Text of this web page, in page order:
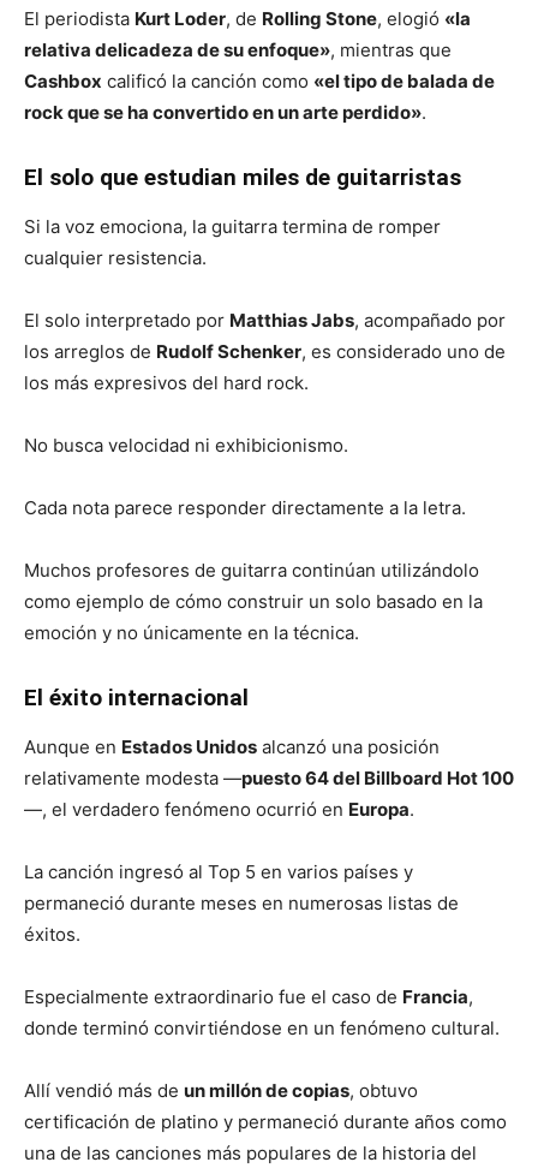
El periodista Kurt Loder, de Rolling Stone, elogió «la
relativa delicadeza de su enfoque», mientras que
Cashbox calificó la canción como «el tipo de balada de
rock que se ha convertido en un arte perdido».
El solo que estudian miles de guitarristas
Si la voz emociona, la guitarra termina de romper
cualquier resistencia.
El solo interpretado por Matthias Jabs, acompañado por
los arreglos de Rudolf Schenker, es considerado uno de
los más expresivos del hard rock.
No busca velocidad ni exhibicionismo.
Cada nota parece responder directamente a la letra.
Muchos profesores de guitarra continúan utilizándolo
como ejemplo de cómo construir un solo basado en la
emoción y no únicamente en la técnica.
El éxito internacional
Aunque en Estados Unidos alcanzó una posición
relativamente modesta —puesto 64 del Billboard Hot 100
—, el verdadero fenómeno ocurrió en Europa.
La canción ingresó al Top 5 en varios países y
permaneció durante meses en numerosas listas de
éxitos.
Especialmente extraordinario fue el caso de Francia,
donde terminó convirtiéndose en un fenómeno cultural.
Allí vendió más de un millón de copias, obtuvo
certificación de platino y permaneció durante años como
una de las canciones más populares de la historia del